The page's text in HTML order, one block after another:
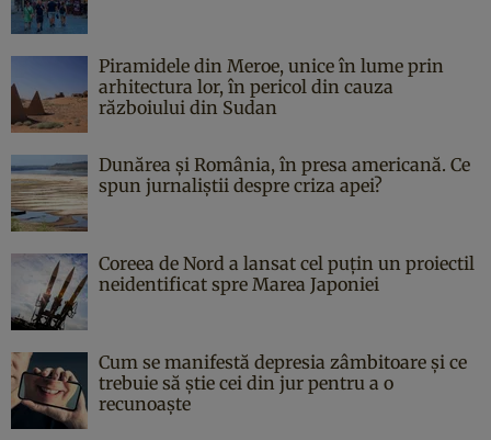
Piramidele din Meroe, unice în lume prin
arhitectura lor, în pericol din cauza
războiului din Sudan
Dunărea și România, în presa americană. Ce
spun jurnaliștii despre criza apei?
Coreea de Nord a lansat cel puțin un proiectil
neidentificat spre Marea Japoniei
Cum se manifestă depresia zâmbitoare și ce
trebuie să știe cei din jur pentru a o
recunoaște